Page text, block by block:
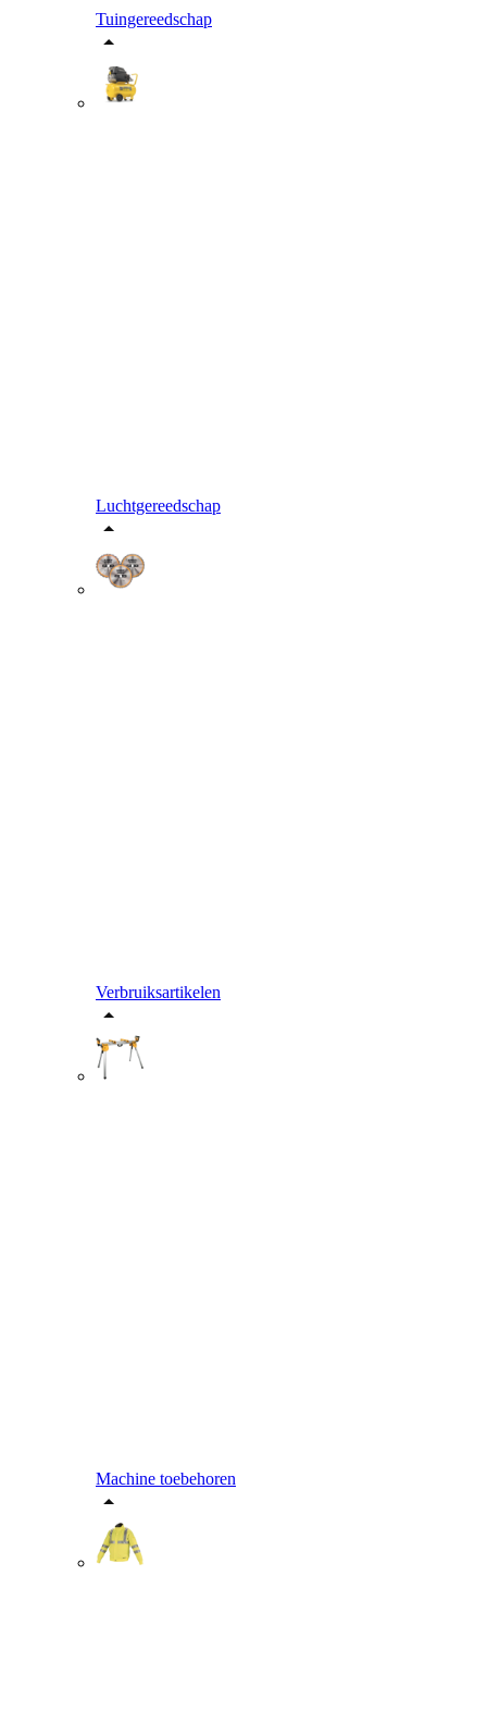
Tuingereedschap
Luchtgereedschap
Verbruiksartikelen
Machine toebehoren